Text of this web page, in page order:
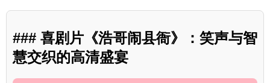
### 喜剧片《浩哥闹县衙》：笑声与智
慧交织的高清盛宴